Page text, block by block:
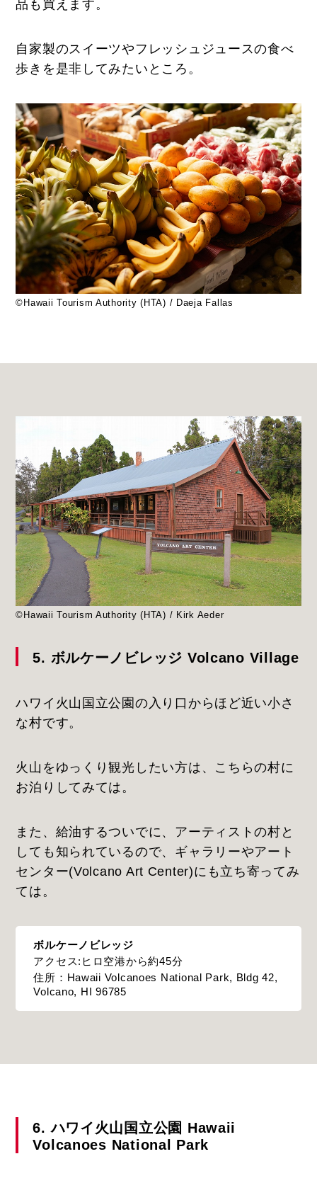
品も買えます。
自家製のスイーツやフレッシュジュースの食べ
歩きを是非してみたいところ。
©Hawaii Tourism Authority (HTA) / Daeja Fallas
©Hawaii Tourism Authority (HTA) / Kirk Aeder
5. ボルケーノビレッジ Volcano Village
ハワイ火山国立公園の入り口からほど近い小さ
な村です。
火山をゆっくり観光したい方は、こちらの村に
お泊りしてみては。
また、給油するついでに、アーティストの村と
しても知られているので、ギャラリーやアート
センター(Volcano Art Center)にも立ち寄ってみ
ては。
ボルケーノビレッジ
アクセス:ヒロ空港から約45分
住所：Hawaii Volcanoes National Park, Bldg 42,
Volcano, HI 96785
6. ハワイ火山国立公園 Hawaii
Volcanoes National Park